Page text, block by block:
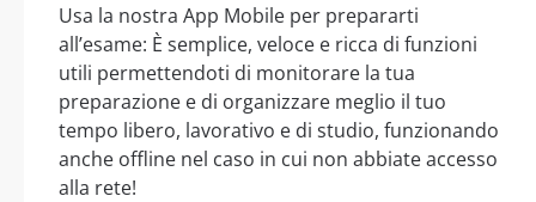
Usa la nostra App Mobile per prepararti
all’esame: È semplice, veloce e ricca di funzioni
utili permettendoti di monitorare la tua
preparazione e di organizzare meglio il tuo
tempo libero, lavorativo e di studio, funzionando
anche offline nel caso in cui non abbiate accesso
alla rete!